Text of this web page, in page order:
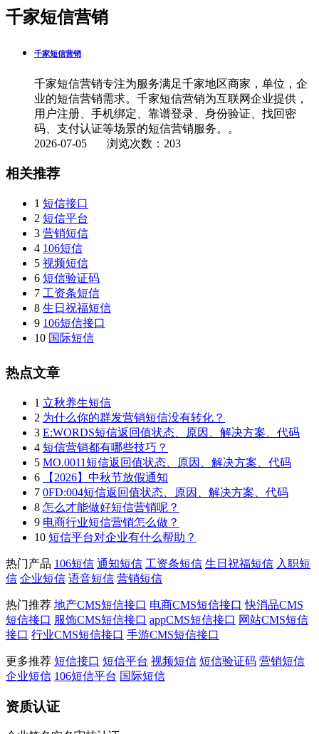
千家短信营销
千家短信营销
千家短信营销专注为服务满足千家地区商家，单位，企
业的短信营销需求。千家短信营销为互联网企业提供，
用户注册、手机绑定、靠谱登录、身份验证、找回密
码、支付认证等场景的短信营销服务。。
2026-07-05 浏览次数：203
相关推荐
1 短信接口
2 短信平台
3 营销短信
4 106短信
5 视频短信
6 短信验证码
7 工资条短信
8 生日祝福短信
9 106短信接口
10 国际短信
热点文章
1 立秋养生短信
2 为什么你的群发营销短信没有转化？
3 E:WORDS短信返回值状态、原因、解决方案、代码
4 短信营销都有哪些技巧？
5 MO.0011短信返回值状态、原因、解决方案、代码
6
【2026】中秋节放假通知
7 0FD:004短信返回值状态、原因、解决方案、代码
8 怎么才能做好短信营销呢？
9 电商行业短信营销怎么做？
10 短信平台对企业有什么帮助？
热门产品 106短信 通知短信 工资条短信 生日祝福短信 入职短
信 企业短信 语音短信 营销短信
热门推荐 地产CMS短信接口 电商CMS短信接口 快消品CMS
短信接口 服饰CMS短信接口 appCMS短信接口 网站CMS短信
接口 行业CMS短信接口 手游CMS短信接口
更多推荐 短信接口 短信平台 视频短信 短信验证码 营销短信
企业短信 106短信平台 国际短信
资质认证